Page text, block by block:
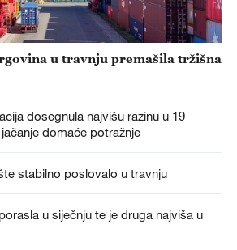
u travnju premašila tržišna
dosegnula najvišu razinu u 19
domaće potražnje
stabilno poslovalo u travnju
u siječnju te je druga najviša u